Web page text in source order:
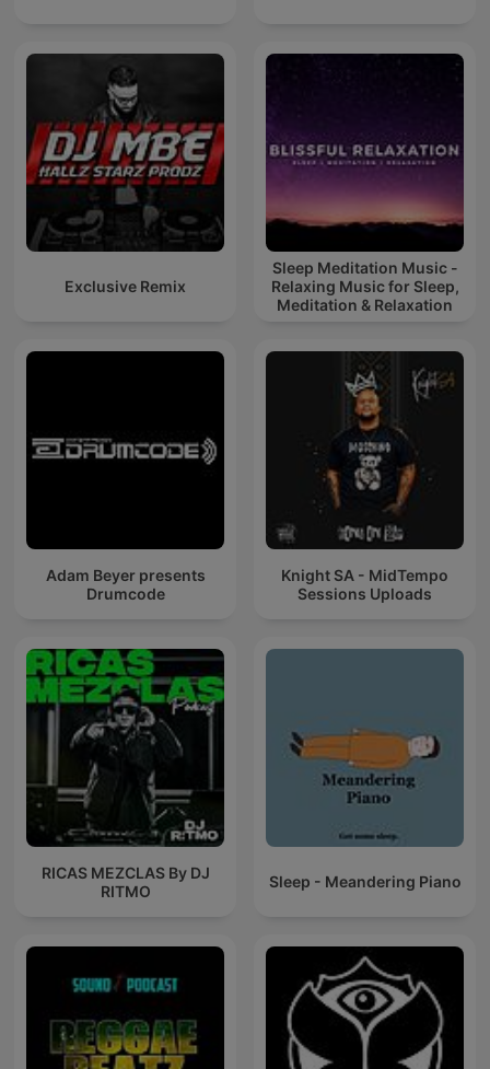
Exclusive Remix
Sleep Meditation Music -
Relaxing Music for Sleep,
Meditation & Relaxation
Adam Beyer presents
Drumcode
Knight SA - MidTempo
Sessions Uploads
RICAS MEZCLAS By DJ
RITMO
Sleep - Meandering Piano